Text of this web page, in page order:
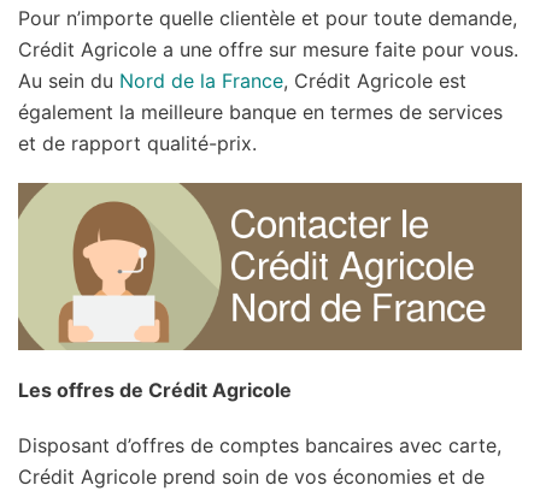
Pour n’importe quelle clientèle et pour toute demande,
Crédit Agricole a une offre sur mesure faite pour vous.
Au sein du Nord de la France, Crédit Agricole est
également la meilleure banque en termes de services
et de rapport qualité-prix.
Les offres de Crédit Agricole
Disposant d’offres de comptes bancaires avec carte,
Crédit Agricole prend soin de vos économies et de